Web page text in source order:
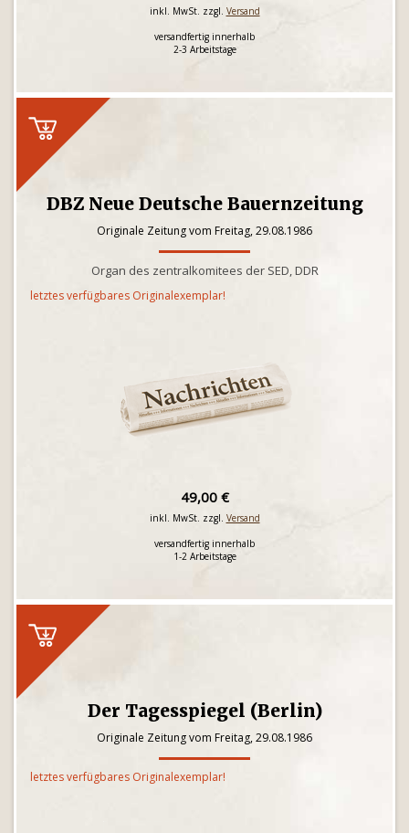
inkl. MwSt. zzgl. Versand
versandfertig innerhalb
2-3 Arbeitstage
DBZ Neue Deutsche Bauernzeitung
Originale Zeitung vom Freitag, 29.08.1986
Organ des zentralkomitees der SED, DDR
letztes verfügbares Originalexemplar!
49,00 €
inkl. MwSt. zzgl. Versand
versandfertig innerhalb
1-2 Arbeitstage
Der Tagesspiegel (Berlin)
Originale Zeitung vom Freitag, 29.08.1986
letztes verfügbares Originalexemplar!